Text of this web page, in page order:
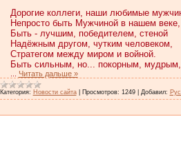
Дорогие коллеги, наши любимые
Непросто быть Мужчиной в нашем веке,
Быть - лучшим, победителем, стеной
Надёжным другом, чутким человеком,
Стратегом между миром и войной.
Быть сильным, но... покорным,
Читать дальше »
Категория: Новости сайта Просмотров: 1249 Добавил: